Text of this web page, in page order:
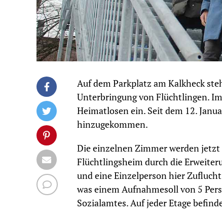
Auf dem Parkplatz am Kalkheck
Unterbringung von Flüchtlingen.
Heimatlosen ein. Seit dem 12.
hinzugekommen.
Die einzelnen Zimmer werden
Flüchtlingsheim durch die
und eine Einzelperson hier
was einem Aufnahmesoll von 5
Sozialamtes. Auf jeder Etage